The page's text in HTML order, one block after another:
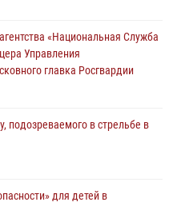
«Национальная Служба
Управления
главка Росгвардии
подозреваемого в стрельбе в
для детей в